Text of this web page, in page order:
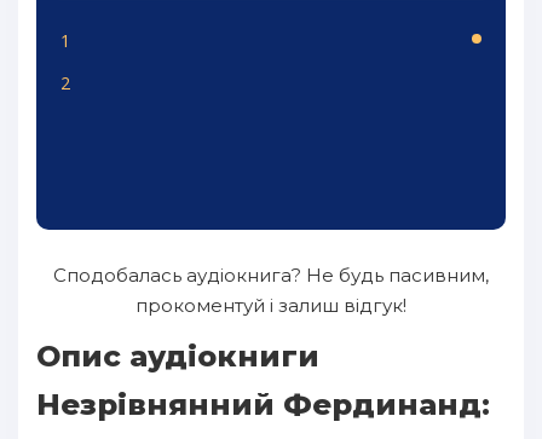
1
2
Сподобалась аудіокнига? Не будь пасивним,
прокоментуй і залиш відгук!
Опис аудіокниги
Незрівнянний Фердинанд: